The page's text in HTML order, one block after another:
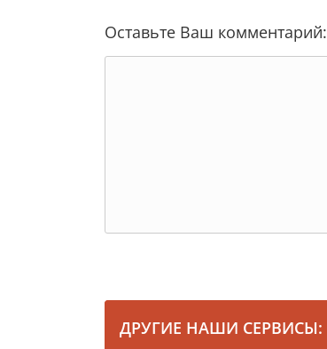
Оставьте Ваш комментарий:
ДРУГИЕ НАШИ СЕРВИСЫ: